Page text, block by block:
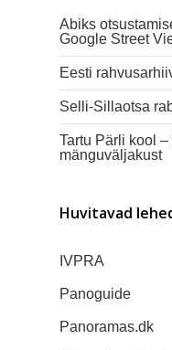
Abiks
Google Street
Eesti
Selli-Sillaotsa
Tartu Pärli kool
mänguväljakust
Huvitavad
IVPRA
Panoguide
Panoramas.dk